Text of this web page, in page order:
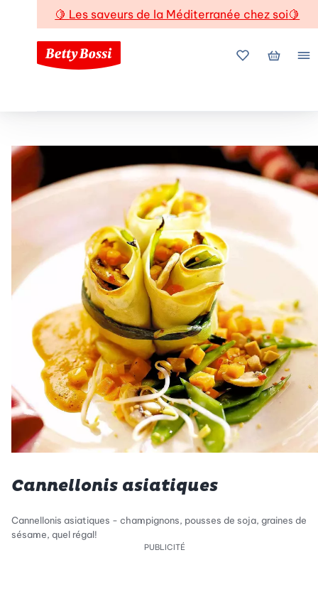
🍋 Les saveurs de la Méditerranée chez soi🍋
Mes favoris
Mon
Cannellonis asiatiques
Cannellonis asiatiques - champignons, pousses de soja, graines de
sésame, quel régal!
PUBLICITÉ